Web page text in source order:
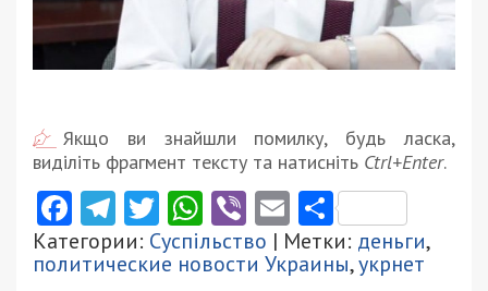
Якщо ви знайшли помилку, будь ласка,
виділіть фрагмент тексту та натисніть Ctrl+Enter.
Facebook
Telegram
Twitter
WhatsApp
ViberEmail
Категории: Суспільство | Метки: деньги,
политические новости Украины,укрнет